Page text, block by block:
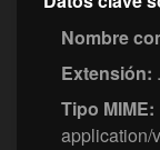
Nombre
Extensión:
Tipo MIME:
application/